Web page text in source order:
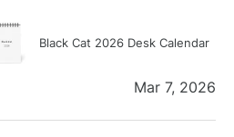
Black Cat 2026 Desk Calendar
Mar 7, 2026